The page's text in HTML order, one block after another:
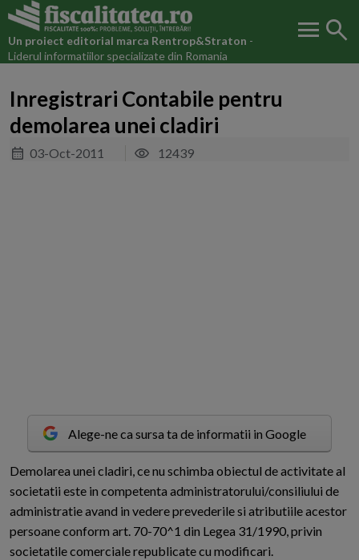
Un proiect editorial marca Rentrop&Straton -
Liderul informatiilor specializate din Romania
menu search
Inregistrari Contabile pentru
demolarea unei cladiri
03-Oct-2011 12439
Alege-ne ca sursa ta de informatii in Google
Demolarea unei cladiri, ce nu schimba obiectul de activitate al
societatii este in competenta administratorului/consiliului de
administratie avand in vedere prevederile si atributiile acestor
persoane conform art. 70-70^1 din Legea 31/1990, privin
societatile comerciale republicate cu modificari.